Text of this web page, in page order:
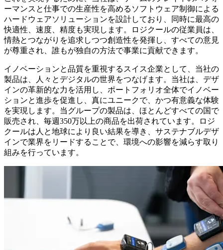
ーマンスと仕事での生産性を高めるソフトウェア制御による
ハードウェアソリューションを設計しており、同時に最高の
快適性、速度、精度も実現します。ロジクールの従業員は、
情熱とつながりを追求しつつ創造性を発揮し、すべての意見
が尊重され、誰もが独自の方法で事業に貢献できます。
イノベーションと品質を重視するスイス企業として、当社の
製品は、人々とデジタルの世界をつなげます。当社は、デザ
インの革新的な力を活用し、ポートフォリオ全体でイノベー
ションと進歩を促進し、真にユニークで、かつ有意義な体験
を実現します。当グループの製品は、ほとんどすべての国で
販売され、毎週350万以上の商品を出荷されています。ロジ
クールは人と地球により良い結果を導き、サステナブルデザ
インで業界をリードすることで、環境への影響を減らす取り
組みを行っています。